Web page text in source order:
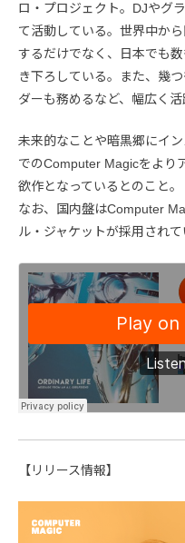
ロ・プロジェクト。DJやグ
て活動している。世界中か
するだけでなく、日本でも
き下ろしている。また、幾
ダーも務めるなど、幅広く活
未来的なことや暗黒郷にイ
でのComputer Magicをより
欲作となっているとのこと。
なお、国内盤はComputer
ル・ジャケットが採用されて
【リリース情報】